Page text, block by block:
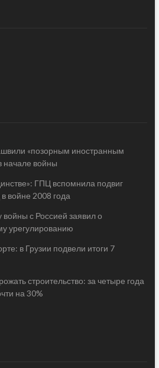
«позорным иностранным
начале войны
ГПЦ вспомнила подвиг
войне 2008 года
с Россией заявил о
урегулированию
в Грузии подвели итоги 7
строительство: за четыре года
на 30%